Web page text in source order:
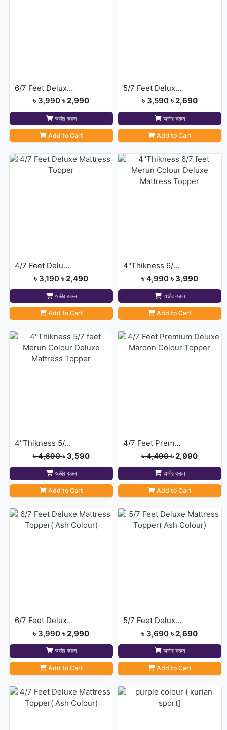
6/7 Feet Deluxe Mattress Topper
৳ 3,990৳ 2,990
অর্ডার করুন
Add to Cart
5/7 Feet Deluxe Mattress Topper
৳ 3,590৳ 2,690
অর্ডার করুন
Add to Cart
4/7 Feet Deluxe Mattress Topper
৳ 3,190৳ 2,490
অর্ডার করুন
Add to Cart
4''Thikness 6/7 feet Merun Colour Deluxe Mattress Topper
৳ 4,990৳ 3,990
অর্ডার করুন
Add to Cart
4''Thikness 5/7 feet Merun Colour Deluxe Mattress Topper
৳ 4,690৳ 3,590
অর্ডার করুন
Add to Cart
4/7 Feet Premium Deluxe Maroon Colour Topper
৳ 4,490৳ 2,990
অর্ডার করুন
Add to Cart
6/7 Feet Deluxe Mattress Topper( Ash Colour)
৳ 3,990৳ 2,990
অর্ডার করুন
Add to Cart
5/7 Feet Deluxe Mattress Topper( Ash Colour)
৳ 3,690৳ 2,690
অর্ডার করুন
Add to Cart